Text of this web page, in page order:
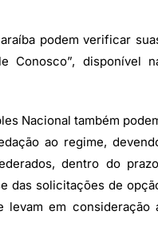
podem verificar
Conosco”, disponível
Nacional também
ao regime,
dentro do
das solicitações de
levam em consideração